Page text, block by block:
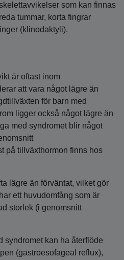
som kan finnas
tummar, korta fingrar
(klinodaktyli).
är oftast inom
att vara något lägre än
för barn med
ligger också något lägre än
med syndromet blir något
på tillväxthormon finns hos
lägre än förväntat, vilket gör
ett huvudomfång som är
storlek (i genomsnitt
syndromet kan ha återflöde
(gastroesofageal reflux),